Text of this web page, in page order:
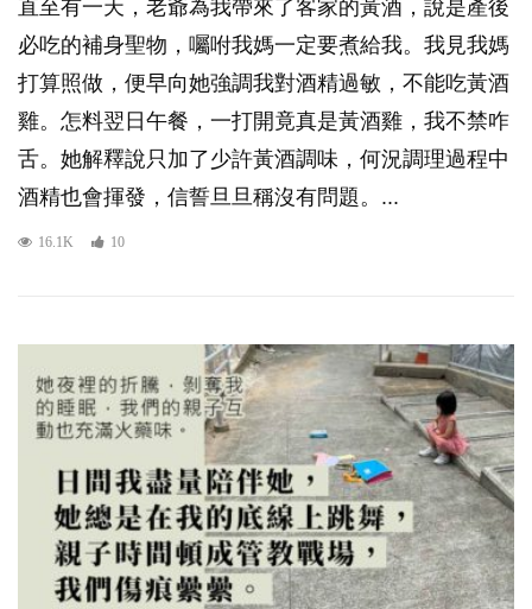
直至有一天，老爺為我帶來了客家的黃酒，說是產後
必吃的補身聖物，囑咐我媽一定要煮給我。我見我媽
打算照做，便早向她強調我對酒精過敏，不能吃黃酒
雞。怎料翌日午餐，一打開竟真是黃酒雞，我不禁咋
舌。她解釋說只加了少許黃酒調味，何況調理過程中
酒精也會揮發，信誓旦旦稱沒有問題。...
16.1K 10